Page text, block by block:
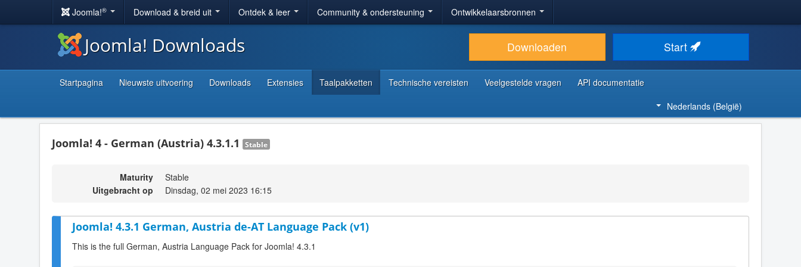
Joomla!® Download & breid uit Ontdek & leer Community & ondersteuning Ontwikkelaarsbronnen
Joomla! Downloads Downloaden Start
Startpagina Nieuwste uitvoering Downloads Extensies Taalpakketten Technische vereisten Veelgestelde vragen
API documentatie
Nederlands (België)
Joomla! 4 - German (Austria) 4.3.1.1 Stable
Maturity
Stable
Uitgebracht op
Dinsdag, 02 mei 2023 16:15
Joomla! 4.3.1 German, Austria de-AT Language Pack (v1)
This is the full German, Austria Language Pack for Joomla! 4.3.1